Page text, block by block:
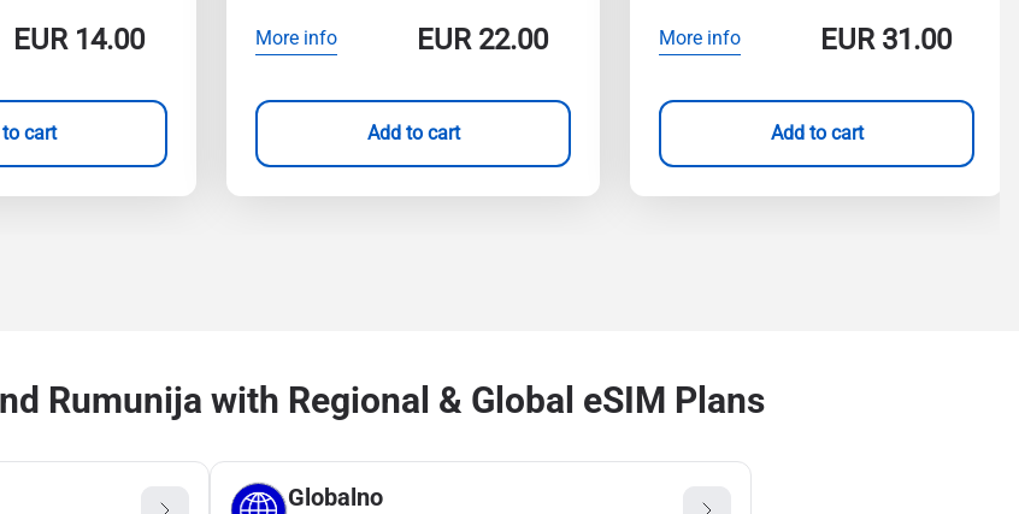
EUR14.00
cart
More info EUR22.00
Add to cart
More info EUR31.00
Add to cart
Rumunija with Regional & Global eSIM Plans
Globalno